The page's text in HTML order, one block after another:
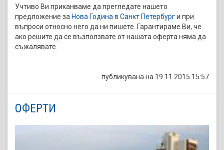
Учтиво Ви приканваме да прегледате нашето
предложение за Нова Година в Санкт Петербурги при
въпроси относно него да ни пишете. Гарантираме Ви, че
ако решите да се възползвате от нашата оферта няма да
съжалявате.
публикувана на 19.11.2015 15:57
ОФЕРТИ